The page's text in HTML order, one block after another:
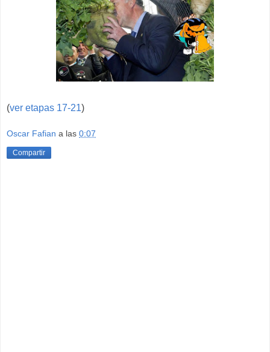
(ver etapas 17-21)
Oscar Fafian a las 0:07
Compartir